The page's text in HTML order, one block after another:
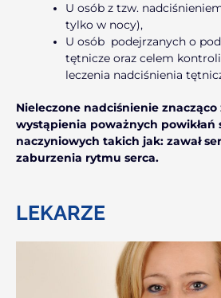
U osób z tzw.
tylko w nocy),
U osób podejrzanych o
tętnicze oraz celem
leczenia nadciśnienia
Nieleczone nadciśnienie
wystąpienia poważnych powikłań
naczyniowych takich jak: zawał
zaburzenia rytmu serca.
LEKARZE